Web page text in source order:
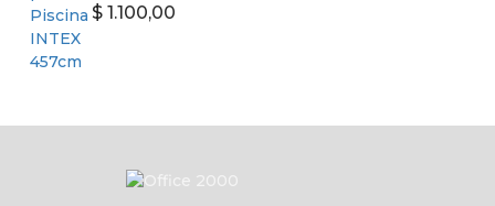
$ 1.100,00